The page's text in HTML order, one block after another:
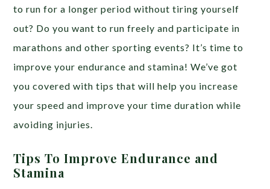
to run for a longer period without tiring yourself
out? Do you want to run freely and participate in
marathons and other sporting events? It’s time to
improve your endurance and stamina! We’ve got
you covered with tips that will help you increase
your speed and improve your time duration while
avoiding injuries.
Tips To Improve Endurance and
Stamina